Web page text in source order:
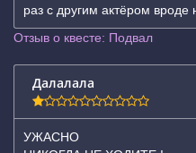
раз с другим актëром вроде
Отзыв о квесте: Подвал
Далалала
УЖАСНО